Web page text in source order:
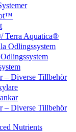
Terra Aquatica®
Odlingssystem
– Diverse Tillbehör
– Diverse Tillbehör
Nutrients